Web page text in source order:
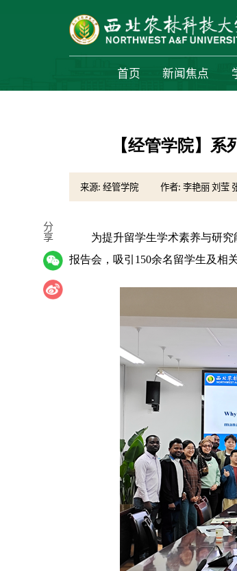
首页 新闻焦点
【经管学院】
来源: 经管学院 作者: 李艳丽 刘莹
为提升留学生学术素养与研
报告会，吸引150余名留学生及相
分
享